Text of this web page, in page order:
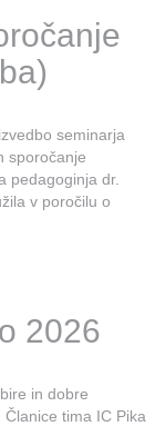
seminarja
sporočanje
pedagoginja dr.
v poročilu o
2026
in dobre
tima IC Pika